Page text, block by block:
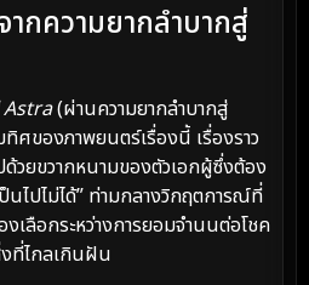
ากความยากลำบากสู่
(ผ่านความยากลำบากสู่
ศของภาพยนตร์เรื่องนี้ เรื่องราว
วยขวากหนามของตัวเอกผู้ซึ่งต้อง
ไปไม่ได้” ท่ามกลางวิกฤตการณ์ที่
เลือกระหว่างการยอมจำนนต่อโชค
ที่ไกลเกินฝัน